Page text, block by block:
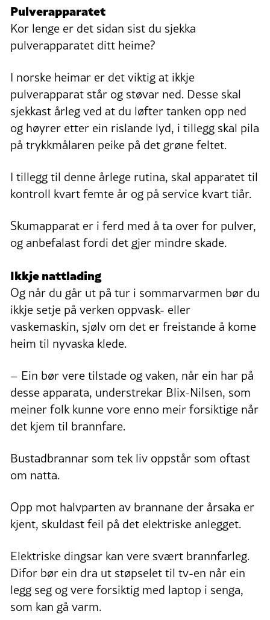
Pulverapparatet
Kor lenge er det sidan sist du sjekka
pulverapparatet ditt heime?
I norske heimar er det viktig at ikkje
pulverapparat står og støvar ned. Desse skal
sjekkast årleg ved at du løfter tanken opp ned
og høyrer etter ein rislande lyd, i tillegg skal pila
på trykkmålaren peike på det grøne feltet.
I tillegg til denne årlege rutina, skal apparatet til
kontroll kvart femte år og på service kvart tiår.
Skumapparat er i ferd med å ta over for pulver,
og anbefalast fordi det gjer mindre skade.
Ikkje nattlading
Og når du går ut på tur i sommarvarmen bør du
ikkje setje på verken oppvask- eller
vaskemaskin, sjølv om det er freistande å kome
heim til nyvaska klede.
– Ein bør vere tilstade og vaken, når ein har på
desse apparata, understrekar Blix-Nilsen, som
meiner folk kunne vore enno meir forsiktige når
det kjem til brannfare.
Bustadbrannar som tek liv oppstår som oftast
om natta.
Opp mot halvparten av brannane der årsaka er
kjent, skuldast feil på det elektriske anlegget.
Elektriske dingsar kan vere svært brannfarleg.
Difor bør ein dra ut støpselet til tv-en når ein
legg seg og vere forsiktig med laptop i senga,
som kan gå varm.